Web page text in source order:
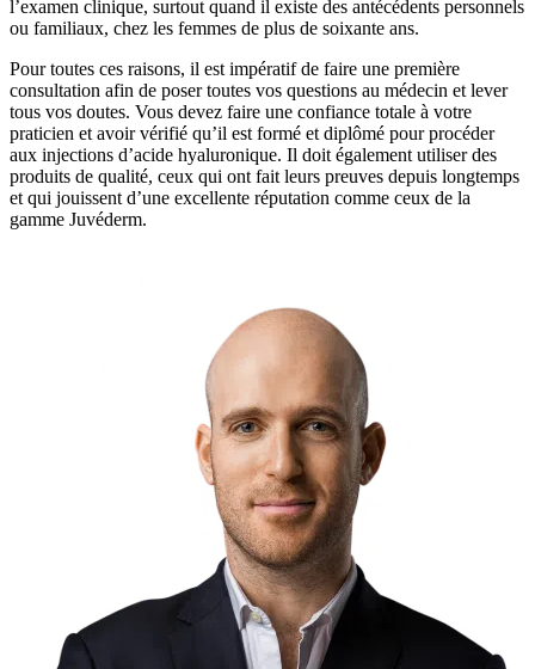
l’examen clinique, surtout quand il existe des antécédents personnels
ou familiaux, chez les femmes de plus de soixante ans.
Pour toutes ces raisons, il est impératif de faire une première
consultation afin de poser toutes vos questions au médecin et lever
tous vos doutes. Vous devez faire une confiance totale à votre
praticien et avoir vérifié qu’il est formé et diplômé pour procéder
aux injections d’acide hyaluronique. Il doit également utiliser des
produits de qualité, ceux qui ont fait leurs preuves depuis longtemps
et qui jouissent d’une excellente réputation comme ceux de la
gamme Juvéderm.